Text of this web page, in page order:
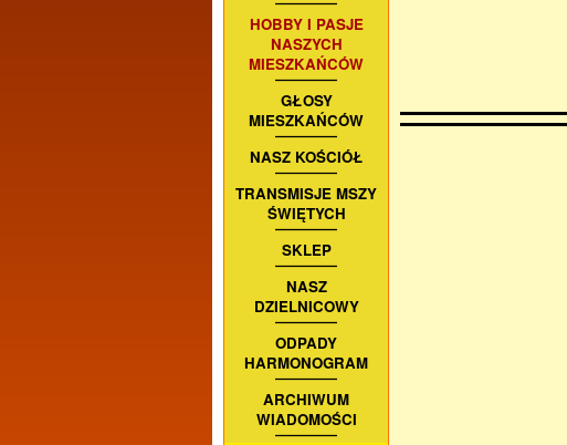
HOBBY I PASJE
NASZYCH
MIESZKAŃCÓW
GŁOSY
MIESZKAŃCÓW
NASZ KOŚCIÓŁ
TRANSMISJE MSZY
ŚWIĘTYCH
SKLEP
NASZ
DZIELNICOWY
ODPADY
HARMONOGRAM
ARCHIWUM
WIADOMOŚCI